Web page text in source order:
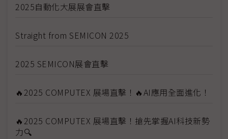
2025自動化大展展會直擊
Straight from SEMICON 2025
2025 SEMICON展會直擊
🔥2025 COMPUTEX 展場直擊！🔥AI應用全面進化！
🔥2025 COMPUTEX 展場直擊！搶先掌握AI科技新勢
力🔍